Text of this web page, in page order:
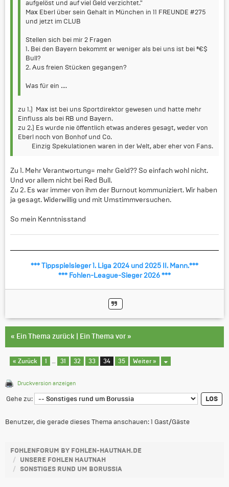
aufgelöst und auf viel Geld verzichtet."
Max Eberl über sein Gehalt in München in 11 FREUNDE #275
und jetzt im CLUB
Stellen sich bei mir 2 Fragen
1. Bei den Bayern bekommt er weniger als bei uns ist bei ®€$
Bull?
2. Aus freien Stücken gegangen?
Was für ein ....
zu 1.) Max ist bei uns Sportdirektor gewesen und hatte mehr
Einfluss als bei RB und Bayern.
zu 2.) Es wurde nie öffentlich etwas anderes gesagt, weder von
Eberl noch von Bonhof und Co.
Einzig Spekulationen waren in der Welt, aber eher von Fans.
Zu 1. Mehr Verantwortung= mehr Geld?? So einfach wohl nicht.
Und vor allem nicht bei Red Bull.
Zu 2. Es war immer von ihm der Burnout kommuniziert. Wir haben
ja gesagt. Widerwillig und mit Umstimmversuchen.
So mein Kenntnisstand
*** Tippspielsieger 1. Liga 2024 und 2025 II. Mann.***
*** Fohlen-League-Sieger 2026 ***
« Ein Thema zurück Ein Thema vor »
« Zurück 1 31 32 33 34 35 Weiter »
Druckversion anzeigen
Gehe zu:
Benutzer, die gerade dieses Thema anschauen: 1 Gast/Gäste
FOHLENFORUM BY FOHLEN-HAUTNAH.DE
UNSERE FOHLEN HAUTNAH
SONSTIGES RUND UM BORUSSIA